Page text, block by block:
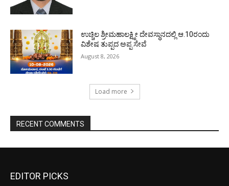
ಉಚ್ಚಿಲ ಶ್ರೀಮಹಾಲಕ್ಷ್ಮೀ ದೇವಸ್ಥಾನದಲ್ಲಿ ಆ.10ರಂದು
ವಿಶೇಷ ತುಪ್ಪದ ಅಪ್ಪ ಸೇವೆ
August 8, 2026
Load more
RECENT COMMENTS
EDITOR PICKS